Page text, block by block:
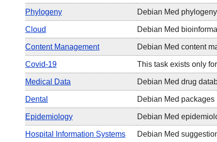
Phylogeny Debian Med
Cloud Debian Med
Content Management Debian Med content
Covid-19 This task exists only
Medical Data Debian Med drug
Dental Debian Med
Epidemiology Debian Med
Hospital Information Systems Debian Med